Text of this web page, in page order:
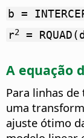
b =
r2 =
A equação
Para linhas
uma
ajuste ótimo